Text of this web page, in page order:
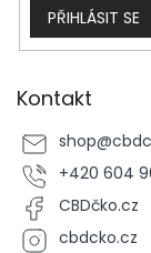
PŘIHLÁSIT SE
Kontakt
shop@
+420 604
CBDčko.cz
cbdcko.cz